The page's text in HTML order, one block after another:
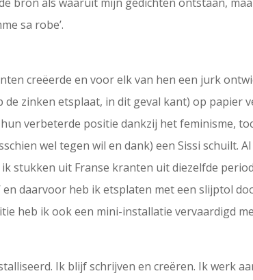
sa robe’.
creëerde en voor elk van hen een jurk
zinken etsplaat, in dit geval kant) op papier
verbeterde positie dankzij het feminisme,
wel tegen wil en dank) een Sissi schuilt.
stukken uit Franse kranten uit diezelfde
daarvoor heb ik etsplaten met een slijptol
heb ik ook een mini-installatie vervaardigd
Ik blijf schrijven en creëren. Ik werk